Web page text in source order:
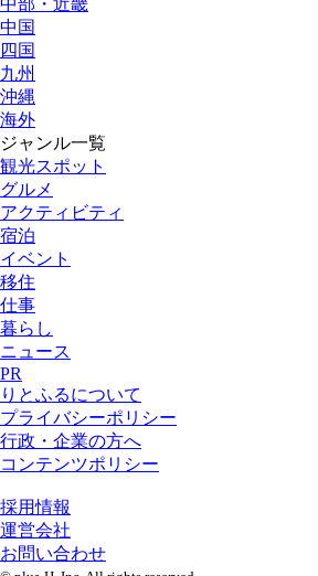
中部・近畿
中国
四国
九州
沖縄
海外
ジャンル一覧
観光スポット
グルメ
アクティビティ
宿泊
イベント
移住
仕事
暮らし
ニュース
PR
りとふるについて
プライバシーポリシー
行政・企業の方へ
コンテンツポリシー
採用情報
運営会社
お問い合わせ